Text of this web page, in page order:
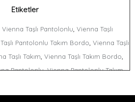
Etiketler
Vienna Taşlı Pantolonlu, Vienna Taşlı
Pantolonlu Takım Bordo, Vienna Taşlı
Taşlı Takım, Vienna Taşlı Takım Bordo,
Pantolonlu, Vienna Pantolonlu Takım,
, Vienna Bordo, Taşlı, Taşlı Pantolonlu,